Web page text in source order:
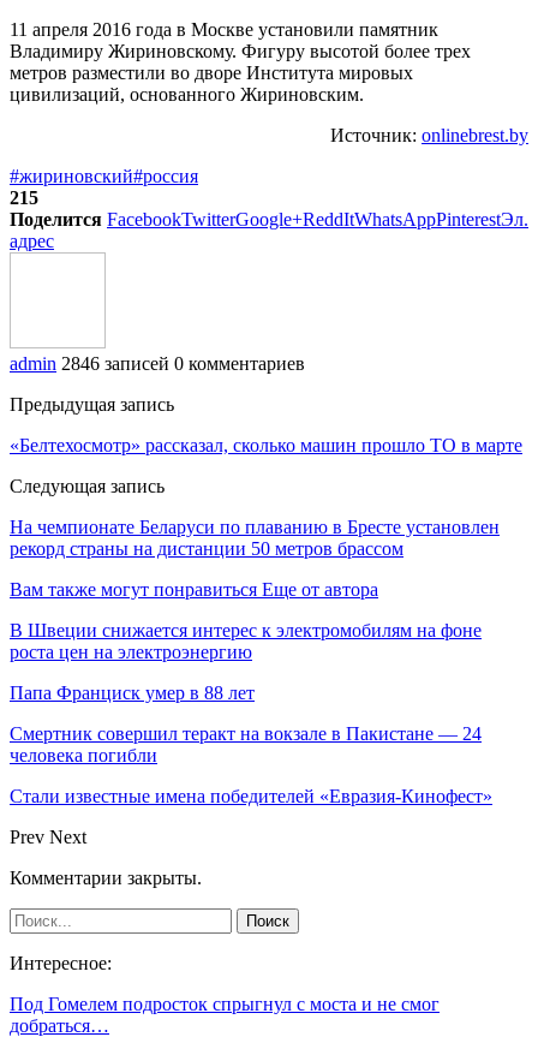
11 апреля 2016 года в Москве установили памятник
Владимиру Жириновскому. Фигуру высотой более трех
метров разместили во дворе Института мировых
цивилизаций, основанного Жириновским.
Источник: onlinebrest.by
#жириновский#россия
215
Поделится FacebookTwitterGoogle+ReddItWhatsAppPinterestЭл.
адрес
admin 2846 записей 0 комментариев
Предыдущая запись
«Белтехосмотр» рассказал, сколько машин прошло ТО в марте
Следующая запись
На чемпионате Беларуси по плаванию в Бресте установлен
рекорд страны на дистанции 50 метров брассом
Вам также могут понравиться Еще от автора
В Швеции снижается интерес к электромобилям на фоне
роста цен на электроэнергию
Папа Франциск умер в 88 лет
Смертник совершил теракт на вокзале в Пакистане — 24
человека погибли
Стали известные имена победителей «Евразия-Кинофест»
Prev Next
Комментарии закрыты.
Интересное:
Под Гомелем подросток спрыгнул с моста и не смог
добраться…